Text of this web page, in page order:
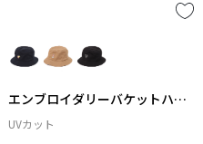
エンブロイダリーバケットハッ
ト
UVカット